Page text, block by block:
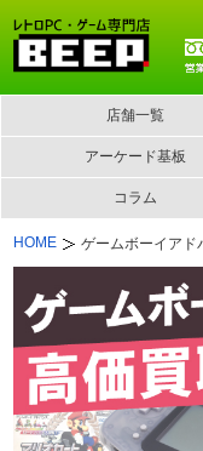
店舗一覧
アーケード基板
コラム
HOME ゲームボーイアド